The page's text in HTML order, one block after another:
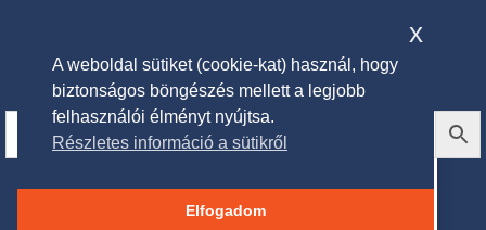
Husqvarna Functional téli
kesztyű
A weboldal sütiket (cookie-kat) használ, hogy
biztonságos böngészés mellett a legjobb
felhasználói élményt nyújtsa.
Részletes információ a sütikről
Elfogadom
x